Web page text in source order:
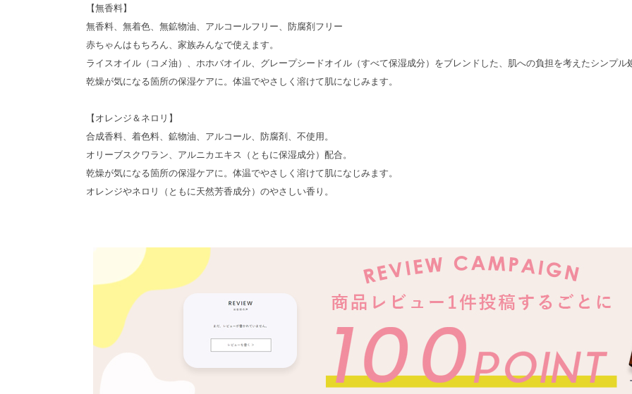
【無香料】
無香料、無着色、無鉱物油、アルコールフリー、防腐剤フリー
赤ちゃんはもちろん、家族みんなで使えます。
ライスオイル（コメ油）、ホホバオイル、グレープシードオイル（すべて保湿成分）をブレンドした、肌への負担を考えたシンプル
乾燥が気になる箇所の保湿ケアに。体温でやさしく溶けて肌になじみます。
【オレンジ＆ネロリ】
合成香料、着色料、鉱物油、アルコール、防腐剤、不使用。
オリーブスクワラン、アルニカエキス（ともに保湿成分）配合。
乾燥が気になる箇所の保湿ケアに。体温でやさしく溶けて肌になじみます。
オレンジやネロリ（ともに天然芳香成分）のやさしい香り。